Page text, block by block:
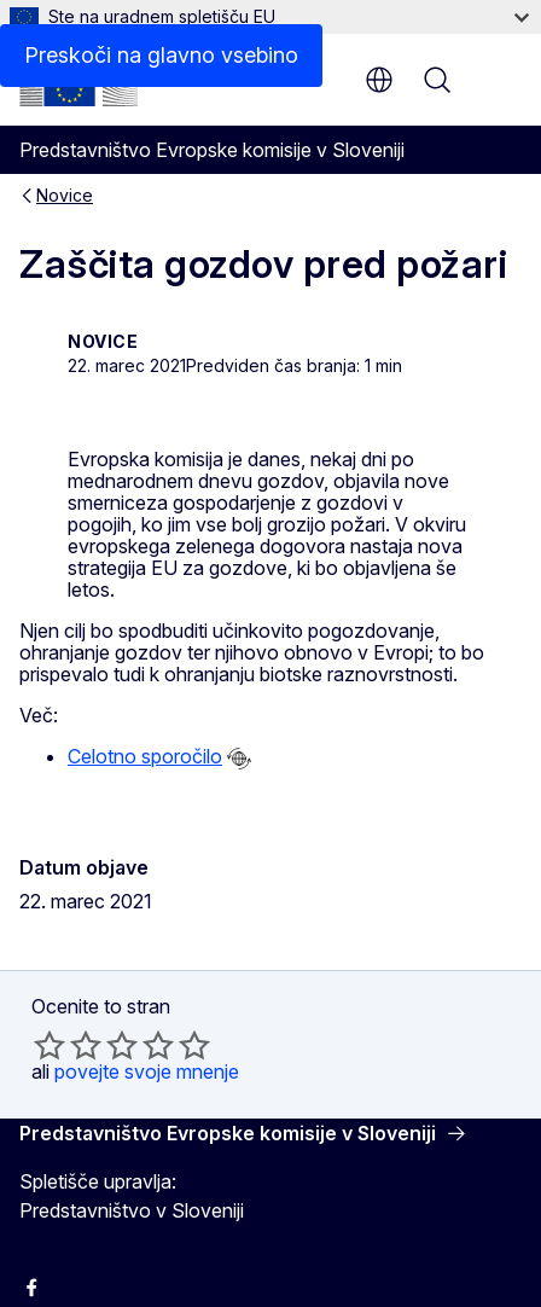
Preskoči na glavno vsebino
Ste na uradnem spletišču EU
Predstavništvo Evropske komisije v Sloveniji
Menu
Novice
Zaščita gozdov pred požari
NOVICE
22. marec 2021Predviden čas branja: 1 min
Evropska komisija je danes, nekaj dni po
mednarodnem dnevu gozdov, objavila nove
smerniceza gospodarjenje z gozdovi v
pogojih, ko jim vse bolj grozijo požari. V okviru
evropskega zelenega dogovora nastaja nova
strategija EU za gozdove, ki bo objavljena še
letos.
Njen cilj bo spodbuditi učinkovito pogozdovanje,
ohranjanje gozdov ter njihovo obnovo v Evropi; to bo
prispevalo tudi k ohranjanju biotske raznovrstnosti.
Več:
Celotno sporočilo
Datum objave
22. marec 2021
Ocenite to stran
ali povejte svoje mnenje
Predstavništvo Evropske komisije v Sloveniji
Spletišče upravlja:
Predstavništvo v Sloveniji
Facebook